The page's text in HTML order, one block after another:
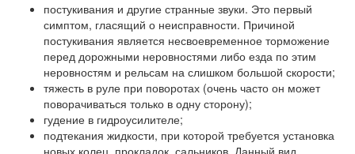
постукивания и другие странные звуки. Это первый
симптом, гласящий о неисправности. Причиной
постукивания является несвоевременное торможение
перед дорожными неровностями либо езда по этим
неровностям и рельсам на слишком большой скорости;
тяжесть в руле при поворотах (очень часто он может
поворачиваться только в одну сторону);
гудение в гидроусилителе;
подтекания жидкости, при которой требуется установка
новых колец, прокладок, сальников. Данный вид